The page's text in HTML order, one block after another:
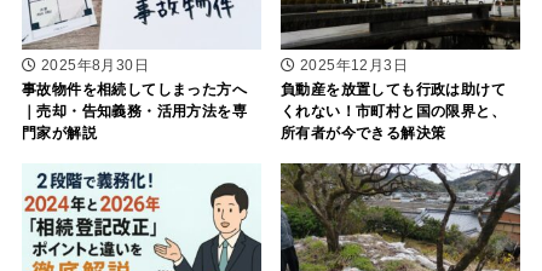
2025年8月30日
事故物件を相続してしまった方へ
｜売却・告知義務・活用方法を専
門家が解説
2025年12月3日
負動産を放置しても行政は助けて
くれない！市町村と国の限界と、
所有者が今できる解決策